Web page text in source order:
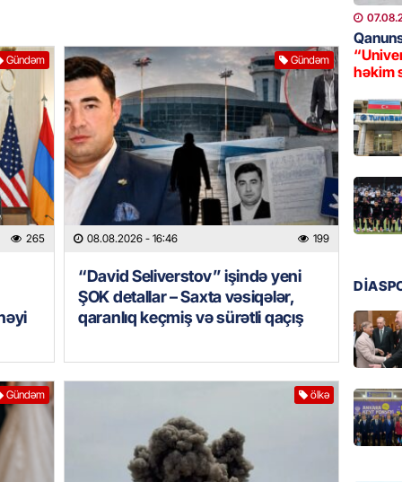
Gündəm
265
Gündəm
08.08.2026 - 16:46 199
“David Seliverstov” işində yeni
ŞOK detallar – Saxta vəsiqələr,
qaranlıq keçmiş və sürətli qaçış
Gündəm ölkə
GÜNDƏM
18 il
17
olundu
qərarı
həkim
həkim